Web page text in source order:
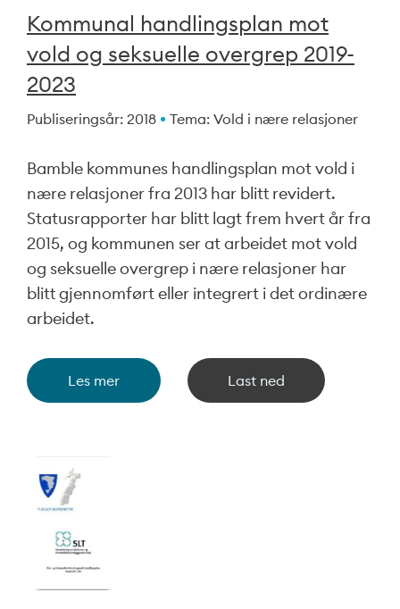
Kommunal handlingsplan mot
vold og seksuelle overgrep 2019-
2023
Publiseringsår: 2018 Tema: Vold i nære relasjoner
Bamble kommunes handlingsplan mot vold i
nære relasjoner fra 2013 har blitt revidert.
Statusrapporter har blitt lagt frem hvert år fra
2015, og kommunen ser at arbeidet mot vold
og seksuelle overgrep i nære relasjoner har
blitt gjennomført eller integrert i det ordinære
arbeidet.
Les mer Last ned